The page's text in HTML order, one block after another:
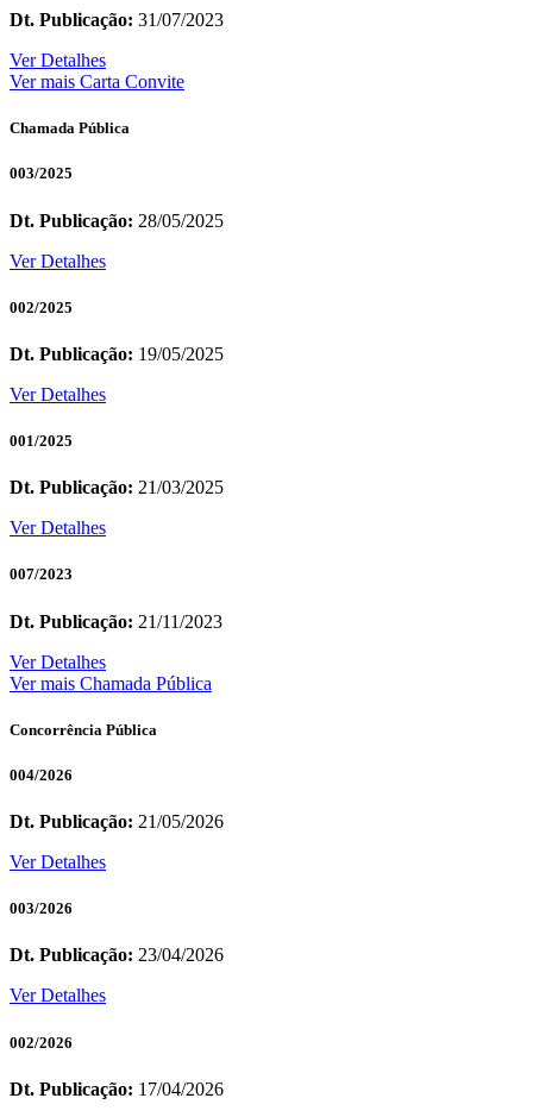
Dt. Publicação: 31/07/2023
Ver Detalhes
Ver mais Carta Convite
Chamada Pública
003/2025
Dt. Publicação: 28/05/2025
Ver Detalhes
002/2025
Dt. Publicação: 19/05/2025
Ver Detalhes
001/2025
Dt. Publicação: 21/03/2025
Ver Detalhes
007/2023
Dt. Publicação: 21/11/2023
Ver Detalhes
Ver mais Chamada Pública
Concorrência Pública
004/2026
Dt. Publicação: 21/05/2026
Ver Detalhes
003/2026
Dt. Publicação: 23/04/2026
Ver Detalhes
002/2026
Dt. Publicação: 17/04/2026